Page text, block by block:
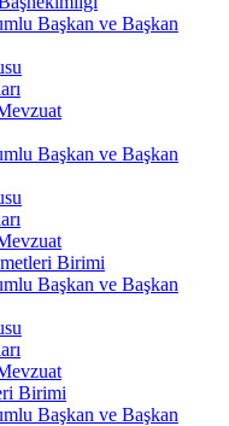
Başkan ve Başkan
Başkan ve Başkan
Birimi
Başkan ve Başkan
Birimi
Başkan ve Başkan